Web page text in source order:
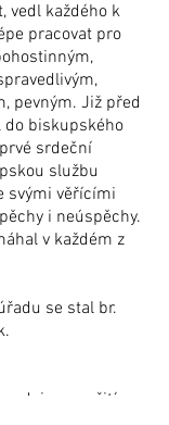
vedl každého k
pracovat pro
pevným. Již před
do biskupského
srdeční
službu
svými věřícími
i neúspěchy.
v každém z
se stal br.
s využitím